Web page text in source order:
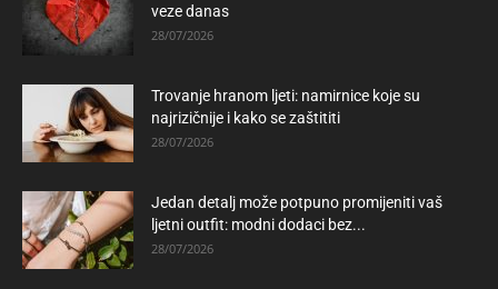
veze danas
28/07/2026
Trovanje hranom ljeti: namirnice koje su
najrizičnije i kako se zaštititi
28/07/2026
Jedan detalj može potpuno promijeniti vaš
ljetni outfit: modni dodaci bez...
28/07/2026